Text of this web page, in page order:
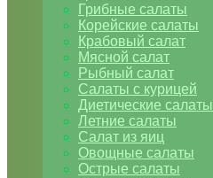
Грибные салаты
Корейские салаты
Крабовый салат
Мясной салат
Рыбный салат
Салаты с курицей
Диетические салаты
Летние салаты
Салат из яиц
Овощные салаты
Острые салаты